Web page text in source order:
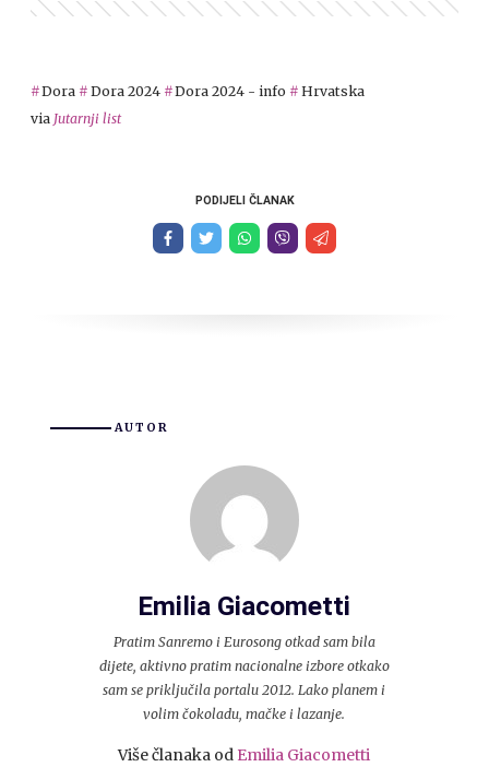
Dora Dora 2024 Dora 2024 - info
Hrvatska
via Jutarnji list
PODIJELI ČLANAK
AUTOR
Emilia Giacometti
Pratim Sanremo i Eurosong otkad sam bila
dijete, aktivno pratim nacionalne izbore otkako
sam se priključila portalu 2012. Lako planem i
volim čokoladu, mačke i lazanje.
Više članaka od Emilia Giacometti